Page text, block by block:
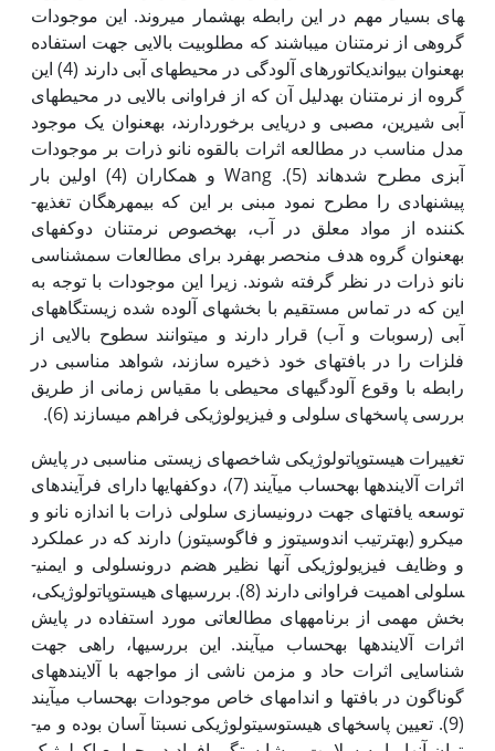
های بسیار مهم در این رابطه به‏شمار می­روند. این موجودات
گروهی از نرم­تنان­ می­باشند که مطلوبیت بالایی جهت استفاده
به‏عنوان بیواندیکاتورهای آلودگی در محیط­های آبی دارند (4) این
گروه از نرم­تنان به‏دلیل آن که از فراوانی بالایی در محیط‏های
آبی شیرین، مصبی و دریایی برخوردارند، به‏عنوان یک موجود
مدل مناسب در مطالعه اثرات بالقوه نانو ذرات بر موجودات
آبزی مطرح شده­اند (5). Wang و همکاران (4) اولین بار
پیشنهادی را مطرح نمود مبنی بر این که بی­مهره‏گان تغذیه­
کننده از مواد معلق در آب، به‏خصوص نرم­تنان دوکفه­ای
به‏عنوان گروه هدف منحصر به‏فرد برای مطالعات سم­شناسی
نانو ذرات در نظر گرفته شوند. زیرا این موجودات با توجه به
این که در تماس مستقیم با بخش­های آلوده شده زیستگاه‏های
آبی (رسوبات و آب) قرار دارند و می­توانند سطوح بالایی از
فلزات را در بافت­های خود ذخیره سازند، شواهد مناسبی در
رابطه با وقوع آلودگی­های محیطی با مقیاس زمانی از طریق
بررسی پاسخ­های سلولی و فیزیولوژیکی فراهم می­سازند (6).
تغییرات هیستوپاتولوژیکی شاخص­های زیستی مناسبی در پایش
اثرات آلاینده­ها به‏حساب می­آیند (7)، دوکفه­ای­ها دارای فرآیندهای
توسعه یافته­ای جهت درونی­سازی سلولی ذرات با اندازه نانو و
میکرو (به‏ترتیب اندوسیتوز و فاگوسیتوز) دارند که در عملکرد
و وظایف فیزیولوژیکی آن­ها نظیر هضم درون­سلولی و ایمنی­
سلولی اهمیت فراوانی دارند (8). بررسی­های هیستوپاتولوژیکی،
بخش مهمی از برنامه‏های مطالعاتی مورد استفاده در پایش
اثرات آلاینده­ها به‏حساب می­آیند. این بررسی‏ها، راهی جهت
شناسایی اثرات حاد و مزمن ناشی از مواجهه با آلاینده­های
گوناگون در بافت­ها و اندام­های خاص موجودات به‏حساب می­آیند
(9). تعیین پاسخ­های هیستوسیتولوژیکی نسبتا آسان بوده و می­